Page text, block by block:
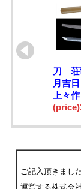
刀 荘
月吉
上々
ご記入頂きまし
運営する株式会